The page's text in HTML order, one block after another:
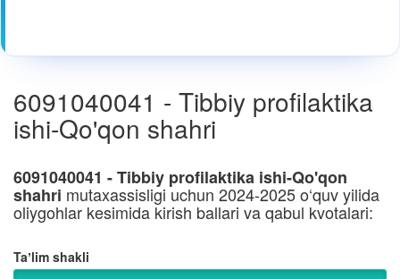
6091040041 - Tibbiy profilaktika
ishi-Qo'qon shahri
6091040041 - Tibbiy profilaktika ishi-Qo'qon
shahri mutaxassisligi uchun 2024-2025 o‘quv yilida
oliygohlar kesimida kirish ballari va qabul kvotalari:
Taʼlim shakli